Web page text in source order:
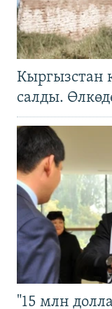
Кыргызстан
салды.
"15 млн